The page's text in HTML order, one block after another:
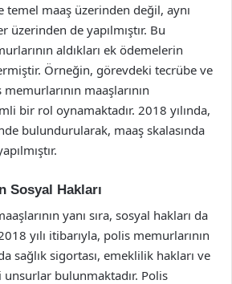
temel maaş üzerinden değil, aynı
üzerinden de yapılmıştır. Bu
aldıkları ek ödemelerin
Örneğin, görevdeki tecrübe ve
maaşlarının
bir rol oynamaktadır. 2018 yılında,
bulundurularak, maaş skalasında
Sosyal Hakları
yanı sıra, sosyal hakları da
yılı itibarıyla, polis memurlarının
sağlık sigortası, emeklilik hakları ve
unsurlar bulunmaktadır. Polis